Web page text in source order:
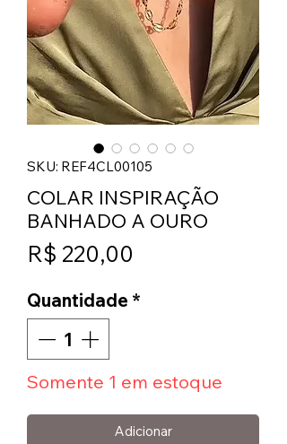
SKU: REF4CL00105
COLAR INSPIRAÇÃO
BANHADO A OURO
R$ 220,00
Quantidade *
Somente 1 em estoque
Adicionar